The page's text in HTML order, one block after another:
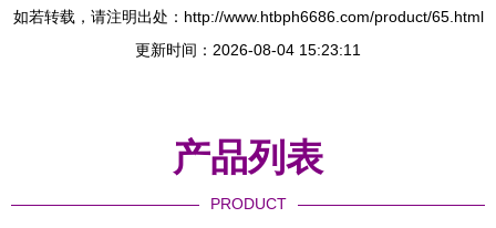
如若转载，请注明出处：http://www.htbph6686.com/product/65.html
更新时间：2026-08-04 15:23:11
产品列表
PRODUCT